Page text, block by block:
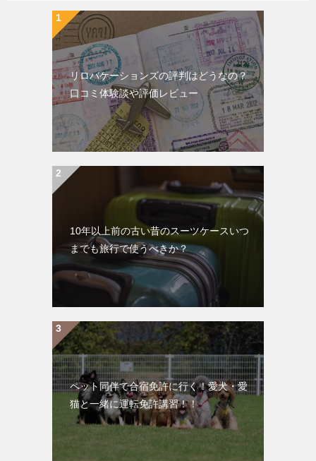
リロバケーションズの評判はどうなの？
口コミ体験談や評価レビュー
10年以上前の古い昔のスーツケースいつ
までも旅行で使うべきか？
ペット同伴で合宿免許に行く！愛犬・愛
猫と一緒に運転免許講習！！